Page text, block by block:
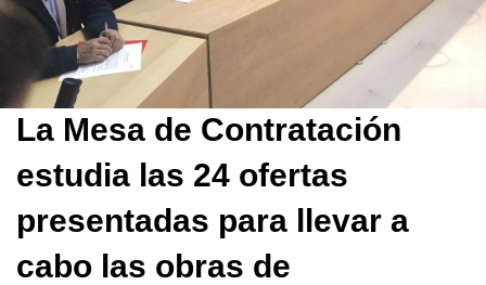
La Mesa de Contratación
estudia las 24 ofertas
presentadas para llevar a
cabo las obras de